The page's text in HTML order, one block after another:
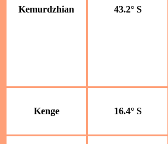
Kemurdzhian 43.2° S
Kenge 16.4° S